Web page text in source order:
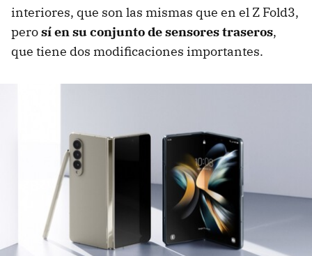
interiores, que son las mismas que en el Z Fold3,
perosí en su conjunto de sensores traseros,
que tiene dos modificaciones importantes.